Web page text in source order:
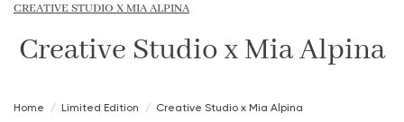
CREATIVE STUDIO X MIA ALPINA
Creative Studio x Mia Alpina
Home Limited Edition Creative Studio x Mia Alpina